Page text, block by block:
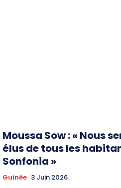
Moussa Sow : « Nous
élus de tous les
Sonfonia »
Guinée 3 Juin 2026